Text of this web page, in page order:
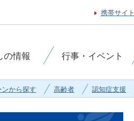
携帯サイト
の情報 行事・イベント
から探す 高齢者 認知症支援